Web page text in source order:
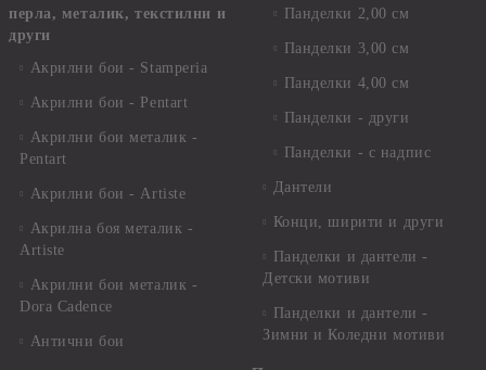
перла, металик, текстилни и
други
Акрилни бои - Stamperia
Акрилни бои - Pentart
Акрилни бои металик -
Pentart
Акрилни бои - Artiste
Акрилна боя металик -
Artiste
Акрилни бои металик -
Dora Cadence
Антични бои
Панделки 2,00 см
Панделки 3,00 см
Панделки 4,00 см
Панделки - други
Панделки - с надпис
Дантели
Конци, ширити и други
Панделки и дантели -
Детски мотиви
Панделки и дантели -
Зимни и Коледни мотиви